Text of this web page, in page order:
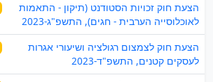
הצעת חוק זכויות הסטודנט (תיקון - התאמות
לאוכלוסייה הערבית - חגים), התשפ"ג-2023
הצעת חוק לצמצום רגולציה ושיעורי אגרות
לעסקים קטנים, התשפ"ד-2023